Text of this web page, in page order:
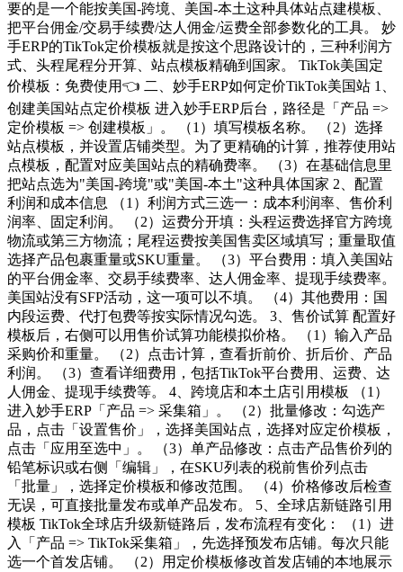
要的是一个能按美国-跨境、美国-本土这种具体站点建模板、
把平台佣金/交易手续费/达人佣金/运费全部参数化的工具。 妙
手ERP的TikTok定价模板就是按这个思路设计的，三种利润方
式、头程尾程分开算、站点模板精确到国家。 TikTok美国定
价模板：免费使用👈 二、妙手ERP如何定价TikTok美国站 1、
创建美国站点定价模板 进入妙手ERP后台，路径是「产品 =>
定价模板 => 创建模板」。 （1）填写模板名称。 （2）选择
站点模板，并设置店铺类型。为了更精确的计算，推荐使用站
点模板，配置对应美国站点的精确费率。 （3）在基础信息里
把站点选为"美国-跨境"或"美国-本土"这种具体国家 2、配置
利润和成本信息 （1）利润方式三选一：成本利润率、售价利
润率、固定利润。 （2）运费分开填：头程运费选择官方跨境
物流或第三方物流；尾程运费按美国售卖区域填写；重量取值
选择产品包裹重量或SKU重量。 （3）平台费用：填入美国站
的平台佣金率、交易手续费率、达人佣金率、提现手续费率。
美国站没有SFP活动，这一项可以不填。 （4）其他费用：国
内段运费、代打包费等按实际情况勾选。 3、售价试算 配置好
模板后，右侧可以用售价试算功能模拟价格。 （1）输入产品
采购价和重量。 （2）点击计算，查看折前价、折后价、产品
利润。 （3）查看详细费用，包括TikTok平台费用、运费、达
人佣金、提现手续费等。 4、跨境店和本土店引用模板 （1）
进入妙手ERP「产品 => 采集箱」。 （2）批量修改：勾选产
品，点击「设置售价」，选择美国站点，选择对应定价模板，
点击「应用至选中」。 （3）单产品修改：点击产品售价列的
铅笔标识或右侧「编辑」，在SKU列表的税前售价列点击
「批量」，选择定价模板和修改范围。 （4）价格修改后检查
无误，可直接批量发布或单产品发布。 5、全球店新链路引用
模板 TikTok全球店升级新链路后，发布流程有变化： （1）进
入「产品 => TikTok采集箱」，先选择预发布店铺。每次只能
选一个首发店铺。 （2）用定价模板修改首发店铺的本地展示